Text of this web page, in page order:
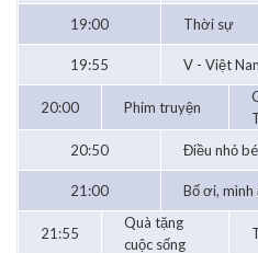
19:00 Thời sự
19:55 V - Việt
20:00 Phim truyện
20:50
Điều nhỏ
21:00 Bố ơi, mình
21:55
Quà tặng
cuộc sống